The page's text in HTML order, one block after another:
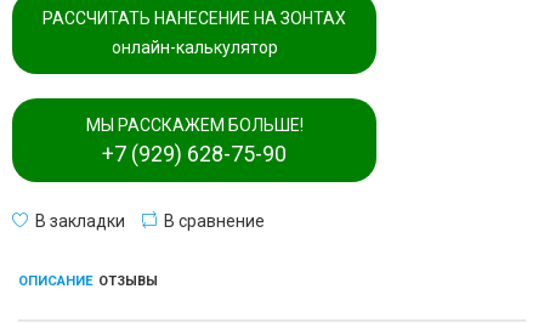
РАССЧИТАТЬ НАНЕСЕНИЕ НА ЗОНТАХ
онлайн-калькулятор
МЫ РАССКАЖЕМ БОЛЬШЕ!
+7 (929) 628-75-90
В закладки В сравнение
ОПИСАНИЕ ОТЗЫВЫ